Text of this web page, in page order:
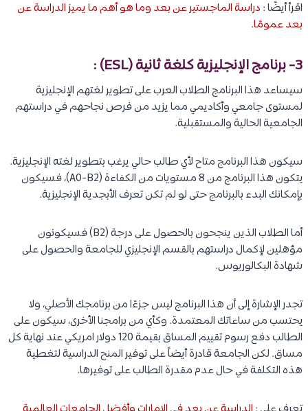
اقرأ أيضًا : دراسة الماجستير عن بعد وما هو أهم ما يميز الدراسة عن
بعد عمومًا.
3- برنامج الإنجليزية كلغة ثانية (ESL) :
سيساعد هذا البرنامج الطلاب العرب على تطوير لغتهم الإنجليزية
لمستوى جامعي وأكاديمي مما يزيد من فرص نجاحهم في دراستهم
الجامعية الحالية والمستقبلية.
سيكون هذا البرنامج متاح لأي طالب حالي يرغب بتطوير لغته الإنجليزية.
يتكون هذا البرنامج من 8 مستويات من الكفاءة (A0-B2)، فسيكون
بإمكانك البدء بالبرنامج حتى لو لم تكن تعرف الأبجدية الإنجليزية.
أما الطلاب الذين ينجحون بالحصول على درجة (B2) فسيكونون
مؤهلين لإكمال دراستهم بالقسم الإنجليزي للجامعة والحصول على
شهادة البكالوريوس.
تجدر الإشارة إلى أن هذا البرنامج ليس جزءًا من برنامجك الأصلي، ولا
يحتسب من ساعاتك المعتمدة. وكأي من برامجنا الأخرى، سيكون على
الطالب دفع رسوم تقييم المساق بقيمة 120 دولار امريكي عند نهاية كل
مساق. لكن الجامعة قادرة أيضاً على توفير المنح الدراسية لتغطية
هذه التكلفة في حال عدم مقدرة الطالب على توفيرها.